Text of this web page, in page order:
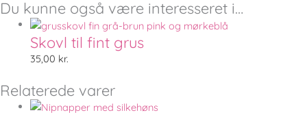
Du kunne også være interesseret i…
Skovl til fint grus
35,00 kr.
Relaterede varer